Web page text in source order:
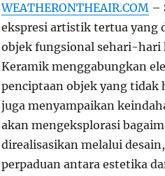
WEATHERONTHEAIR.COM–
ekspresi artistik tertua yang
objek fungsional sehari-hari
Keramik menggabungkan
penciptaan objek yang
juga menyampaikan
akan mengeksplorasi
direalisasikan melalui
perpaduan antara estetika